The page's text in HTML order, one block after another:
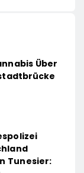
Über
Tunesier: